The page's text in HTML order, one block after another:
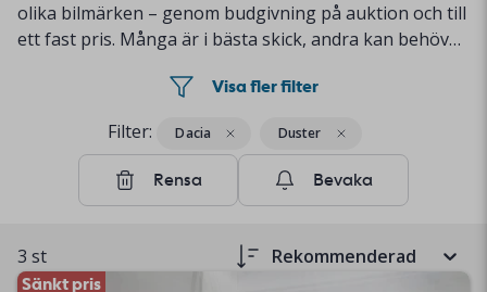
olika bilmärken – genom budgivning på auktion och till
ett fast pris. Många är i bästa skick, andra kan behövas
resultatet redovisat i bilens annons. Så köper du en
Visa fler filter
Filter: Dacia Duster
Rensa Bevaka
3 st Rekommenderad
Sänkt pris